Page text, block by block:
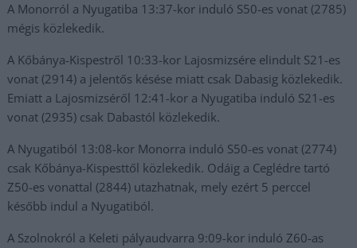
A Monorról a Nyugatiba 13:37-kor induló S50-es vonat (2785)
mégis közlekedik.
A Kőbánya-Kispestről 10:33-kor Lajosmizsére elindult S21-es
vonat (2914) a jelentős késése miatt csak Dabasig közlekedik.
Emiatt a Lajosmizséről 12:41-kor a Nyugatiba induló S21-es
vonat (2935) csak Dabastól közlekedik.
A Nyugatiból 13:08-kor Monorra induló S50-es vonat (2774)
csak Kőbánya-Kispesttől közlekedik. Odáig a Ceglédre tartó
Z50-es vonattal (2844) utazhatnak, mely ezért 5 perccel
később indul a Nyugatiból.
A Szolnokról a Keleti pályaudvarra 9:09-kor induló Z60-as